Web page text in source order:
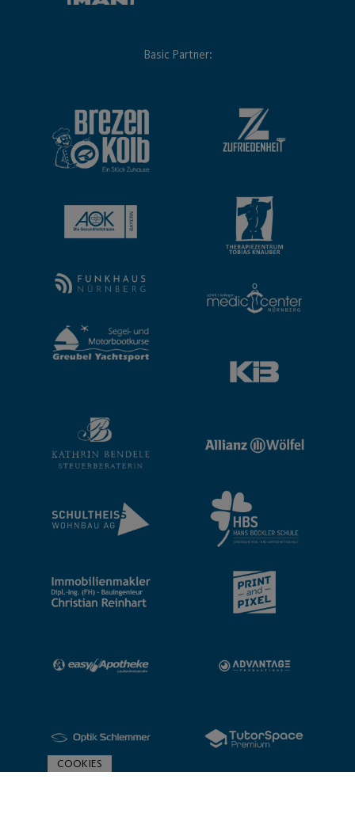
Basic Partner:
COOKIES